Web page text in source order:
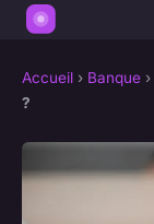
Accueil › Banque ›
?